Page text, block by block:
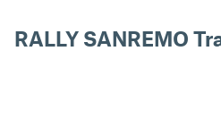
RALLY SANREMO